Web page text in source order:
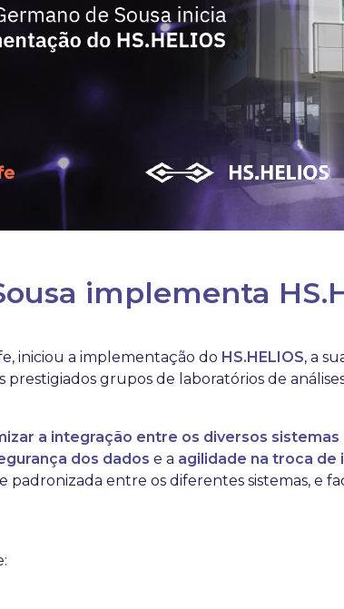
implementa
iniciou a implementação do HS.HELIOS, a
prestigiados grupos de laboratórios de
a integração entre os diversos
dos dados e a agilidade na troca de
entre os diferentes sistemas, e